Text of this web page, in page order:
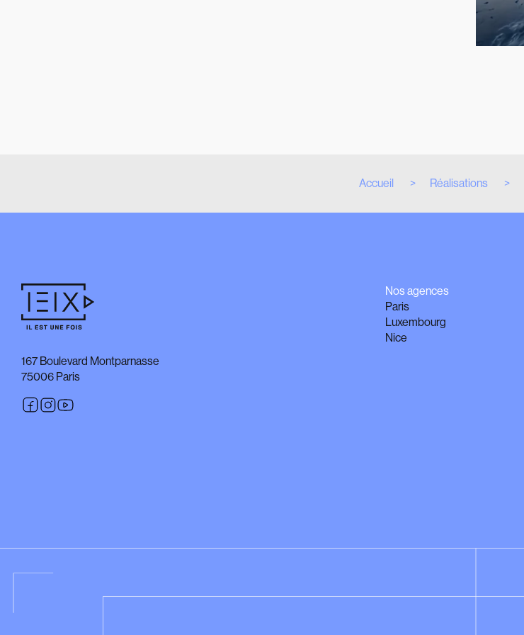
Accueil Réalisations
167 Boulevard Montparnasse
75006 Paris
Nos agences
Paris
Luxembourg
Nice